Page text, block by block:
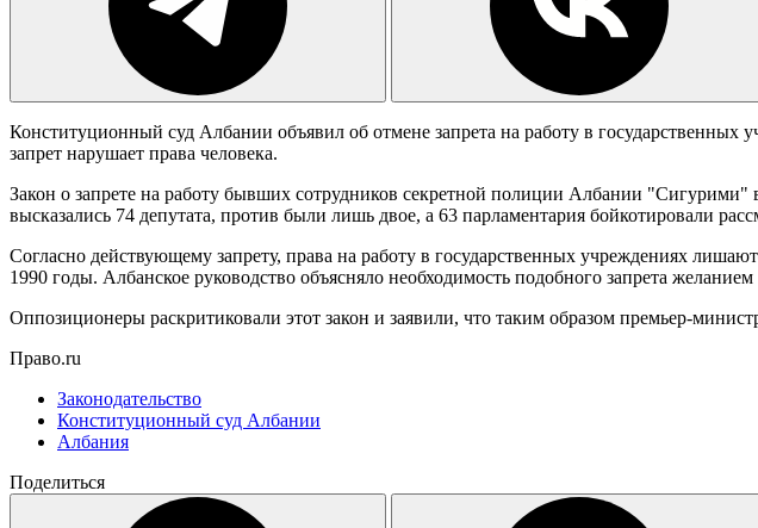
Конституционный суд Албании объявил об отмене запрета на работу в
запрет нарушает права человека.
Закон о запрете на работу бывших сотрудников секретной полиции Албании "Сигурими"
высказались 74 депутата, против были лишь двое, а 63 парламентария бойкотировали
Согласно действующему запрету, права на работу в государственных учреждениях
1990 годы. Албанское руководство объясняло необходимость подобного запрета
Оппозиционеры раскритиковали этот закон и заявили, что таким образом премьер-
Право.ru
Законодательство
Конституционный суд Албании
Албания
Поделиться